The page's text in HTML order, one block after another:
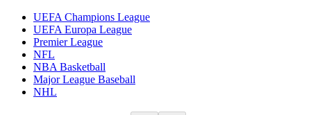
UEFA Champions League
UEFA Europa League
Premier League
NFL
NBA Basketball
Major League Baseball
NHL